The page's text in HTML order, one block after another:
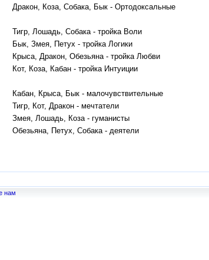
Дракон, Коза, Собака, Бык - Ортодоксальные
Тигр, Лошадь, Собака - тройка Воли
Бык, Змея, Петух - тройка Логики
Крыса, Дракон, Обезьяна - тройка Любви
Кот, Коза, Кабан - тройка Интуиции
Кабан, Крыса, Бык - малочувствительные
Тигр, Кот, Дракон - мечтатели
Змея, Лошадь, Коза - гуманисты
Обезьяна, Петух, Собака - деятели
нам